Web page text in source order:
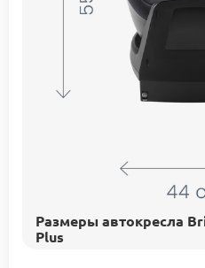
Размеры автокресла
Plus